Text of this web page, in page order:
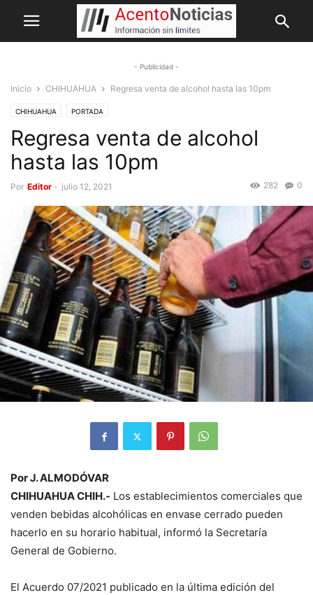
- Publicidad -
Inicio CHIHUAHUA Regresa venta de alcohol hasta las 10pm
CHIHUAHUA PORTADA
Regresa venta de alcohol
hasta las 10pm
Por Editor - julio 12, 2021 0
282
Por J. ALMODÓVAR
CHIHUAHUA CHIH.- Los establecimientos comerciales que
venden bebidas alcohólicas en envase cerrado pueden
hacerlo en su horario habitual, informó la Secretaría
General de Gobierno.
El Acuerdo 07/2021 publicado en la última edición del